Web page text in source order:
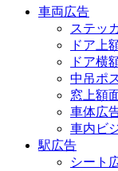
車両広告
ステッ
ドア上
ドア横
中吊ポ
窓上額
車体広
車内ビ
駅広告
シート